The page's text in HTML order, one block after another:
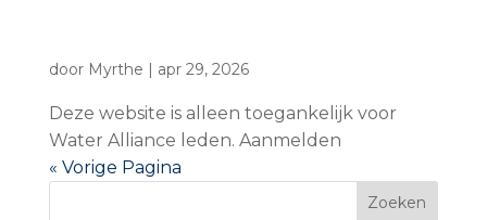
door Myrthe apr 29, 2026
Deze website is alleen toegankelijk voor
Water Alliance leden. Aanmelden
« Vorige Pagina
Zoeken